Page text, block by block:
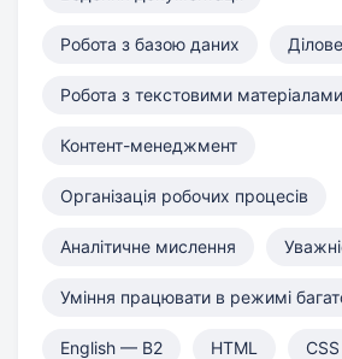
Робота з базою даних
Робота з текстовими матеріалами
Контент-менеджмент
Організація робочих процесів
Аналітичне мислення
Уміння працювати в режимі
English — B2 HTML CSS